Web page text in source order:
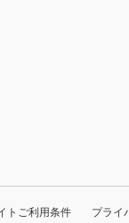
トご利用条件 プライ